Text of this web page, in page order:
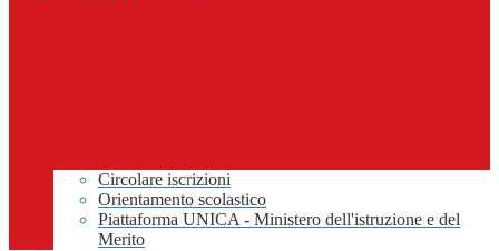
Circolare iscrizioni
Orientamento scolastico
Piattaforma UNICA - Ministero dell'istruzione e del
Merito